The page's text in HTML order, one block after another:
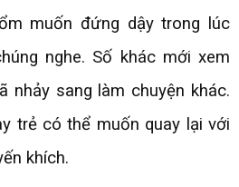
muốn đứng dậy trong lúc
nghe. Số khác mới xem
nhảy sang làm chuyện khác.
trẻ có thể muốn quay lại với
khích.